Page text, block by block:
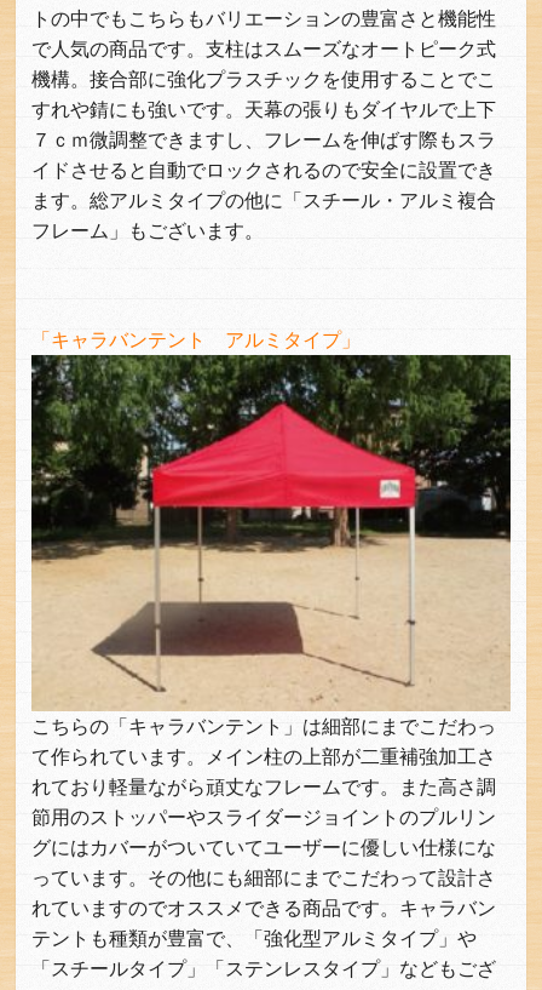
トの中でもこちらもバリエーションの豊富さと機能性
で人気の商品です。支柱はスムーズなオートピーク式
機構。接合部に強化プラスチックを使用することでこ
すれや錆にも強いです。天幕の張りもダイヤルで上下
７ｃｍ微調整できますし、フレームを伸ばす際もスラ
イドさせると自動でロックされるので安全に設置でき
ます。総アルミタイプの他に「スチール・アルミ複合
フレーム」もございます。
「キャラバンテント アルミタイプ」
こちらの「キャラバンテント」は細部にまでこだわっ
て作られています。メイン柱の上部が二重補強加工さ
れており軽量ながら頑丈なフレームです。また高さ調
節用のストッパーやスライダージョイントのプルリン
グにはカバーがついていてユーザーに優しい仕様にな
っています。その他にも細部にまでこだわって設計さ
れていますのでオススメできる商品です。キャラバン
テントも種類が豊富で、「強化型アルミタイプ」や
「スチールタイプ」「ステンレスタイプ」などもござ